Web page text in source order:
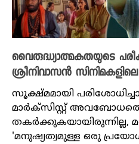
വൈരുദ്ധ്യാത്മകതയുടെ
ശ്രീനിവാസൻ
സൂക്ഷ്മമായി
മാർക്സിസ്റ്റ്
തകർക്കുകയായിരുന്നില്ല,
'മനുഷ്യത്വമുള്ള ഒരു